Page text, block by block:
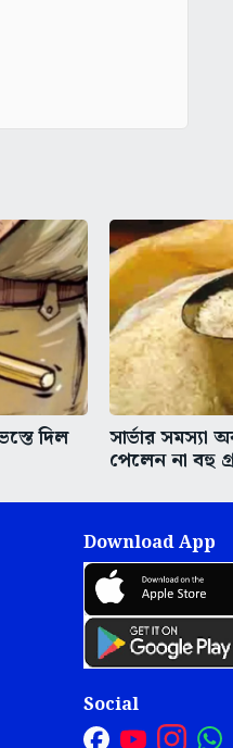
দিল সার্ভার
পেলেন না বহু
Download App
Social